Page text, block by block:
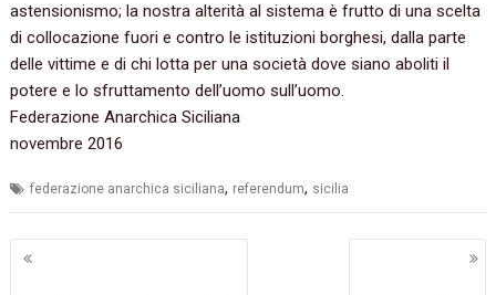
astensionismo; la nostra alterità al sistema è frutto di una scelta
di collocazione fuori e contro le istituzioni borghesi, dalla parte
delle vittime e di chi lotta per una società dove siano aboliti il
potere e lo sfruttamento dell’uomo sull’uomo.
Federazione Anarchica Siciliana
novembre 2016
federazione anarchica siciliana, referendum, sicilia
Navigazione